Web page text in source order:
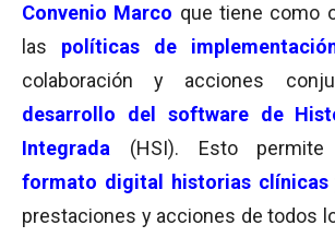
Convenio Marco que tiene como
las políticas de
colaboración y acciones
desarrollo del software de
Integrada (HSI). Esto permite
formato digital historias clínicas
prestaciones y acciones de todos